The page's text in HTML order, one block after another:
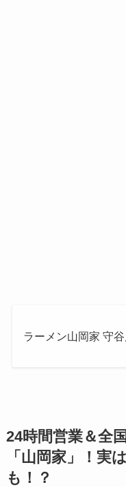
ラーメン山岡家 守
24時間営業＆全
「山岡家」！実
も！？